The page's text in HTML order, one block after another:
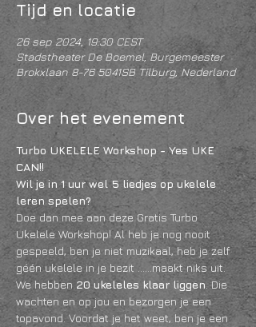
Tijd en locatie
26 sep 2024, 19:30 CEST
Stadstheater De Boemel, Burgemeester
Brokxlaan 8-76 5041SB Tilburg, Nederland
Over het evenement
Turbo UKELELE Workshop - Yes UKE
CAN!!
Wil je in 1 uur wel 5 liedjes op ukelele
leren spelen?
Doe dan mee aan deze Gratis Turbo
Ukelele Workshop! Al heb je nog nooit
gespeeld, ben je niet muzikaal, heb je zelf
géén ukelele in je bezit ……maakt niks uit.
We hebben 20 ukeleles klaar liggen . Die
wachten en op jou en bezorgen je een
topavond. Voordat je het weet, ben je een